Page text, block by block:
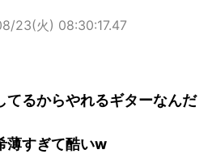
23(火) 08:30:17.47
てるからやれるギターなんだ
薄すぎて酷いw